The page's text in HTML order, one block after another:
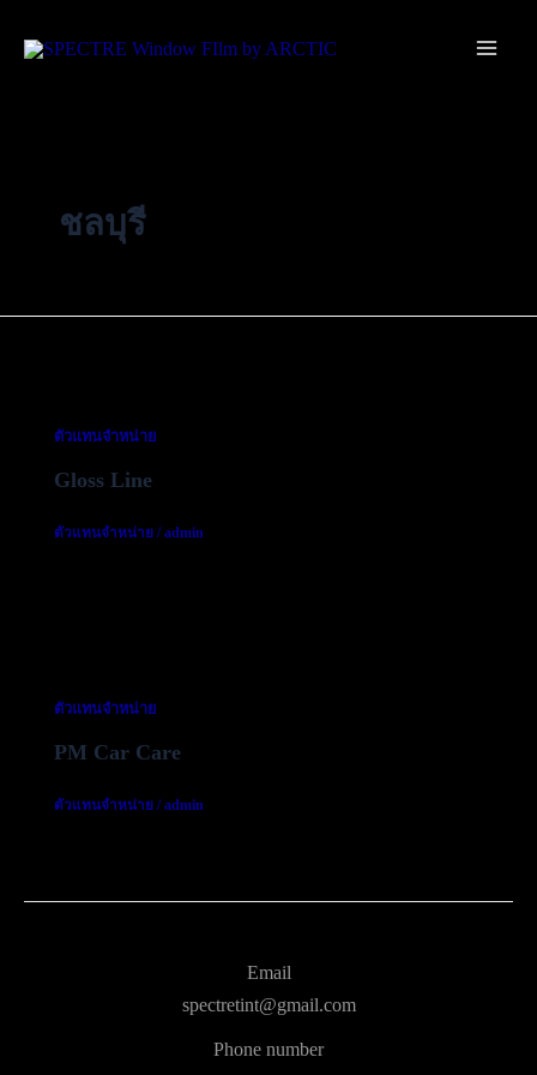
to
ชลบุรี
ตัวแทนจำหน่าย
Gloss Line
ตัวแทนจำหน่าย/admin
ตัวแทนจำหน่าย
PM Car Care
ตัวแทนจำหน่าย/admin
Email
spectretint@gmail.com
Phone number